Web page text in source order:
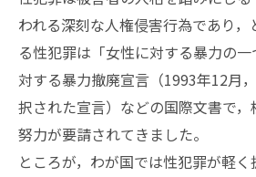
われる深刻な人権侵害行為であり
る性犯罪は「女性に対する暴力の
対する暴力撤廃宣言（1993年12月
択された宣言）などの国際文書で
努力が要請されてきました。
ところが，わが国では性犯罪が軽